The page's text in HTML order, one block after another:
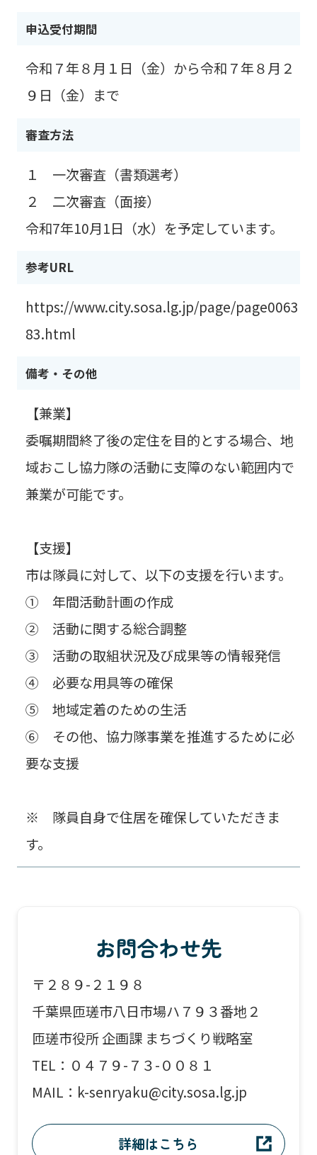
申込受付期間
令和７年８月１日（金）から令和７年８月２
９日（金）まで
審査方法
１ 一次審査（書類選考）
２ 二次審査（面接）
令和7年10月1日（水）を予定しています。
参考URL
https://www.city.sosa.lg.jp/page/page0063
83.html
備考・その他
【兼業】
委嘱期間終了後の定住を目的とする場合、地
域おこし協力隊の活動に支障のない範囲内で
兼業が可能です。
【支援】
市は隊員に対して、以下の支援を行います。
① 年間活動計画の作成
② 活動に関する総合調整
③ 活動の取組状況及び成果等の情報発信
④ 必要な用具等の確保
⑤ 地域定着のための生活
⑥ その他、協力隊事業を推進するために必
要な支援
※ 隊員自身で住居を確保していただきま
す。
お問合わせ先
〒２８９-２１９８
千葉県匝瑳市八日市場ハ７９３番地２
匝瑳市役所 企画課 まちづくり戦略室
TEL：０４７９-７３-００８１
MAIL：k-senryaku@city.sosa.lg.jp
詳細はこちら